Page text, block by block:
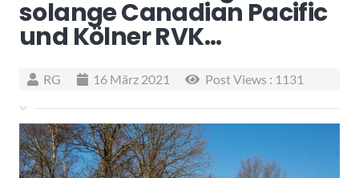
solange Canadian Pacific
und Kölner RVK…
RG 16 März 2021 Post Views : 1131